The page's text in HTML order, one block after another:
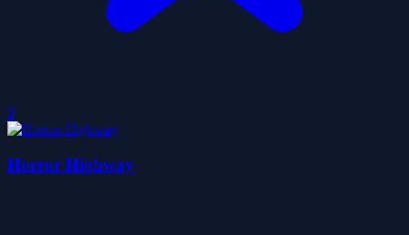
0
Horror Highway